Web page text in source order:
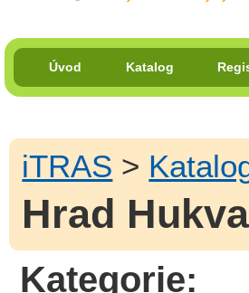
Úvod Katalog
iTRAS >
Hrad
Kategorie: